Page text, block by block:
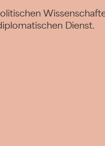
Dienst.